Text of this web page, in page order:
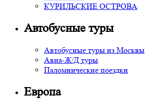
КУРИЛЬСКИЕ ОСТРОВА
Автобусные туры
Автобусные туры из Москвы
Авиа-Ж/Д туры
Паломнические поездки
Европа